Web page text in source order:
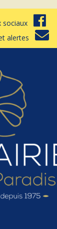
sociaux
alertes